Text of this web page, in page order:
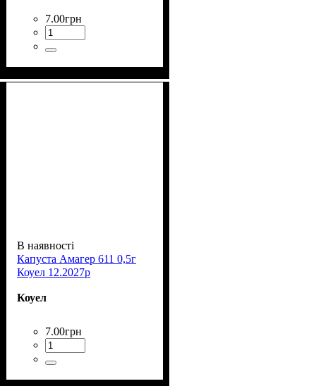
7.00грн
В наявності
Капуста Амагер 611 0,5г
Коуел 12.2027р
Коуел
7.00грн